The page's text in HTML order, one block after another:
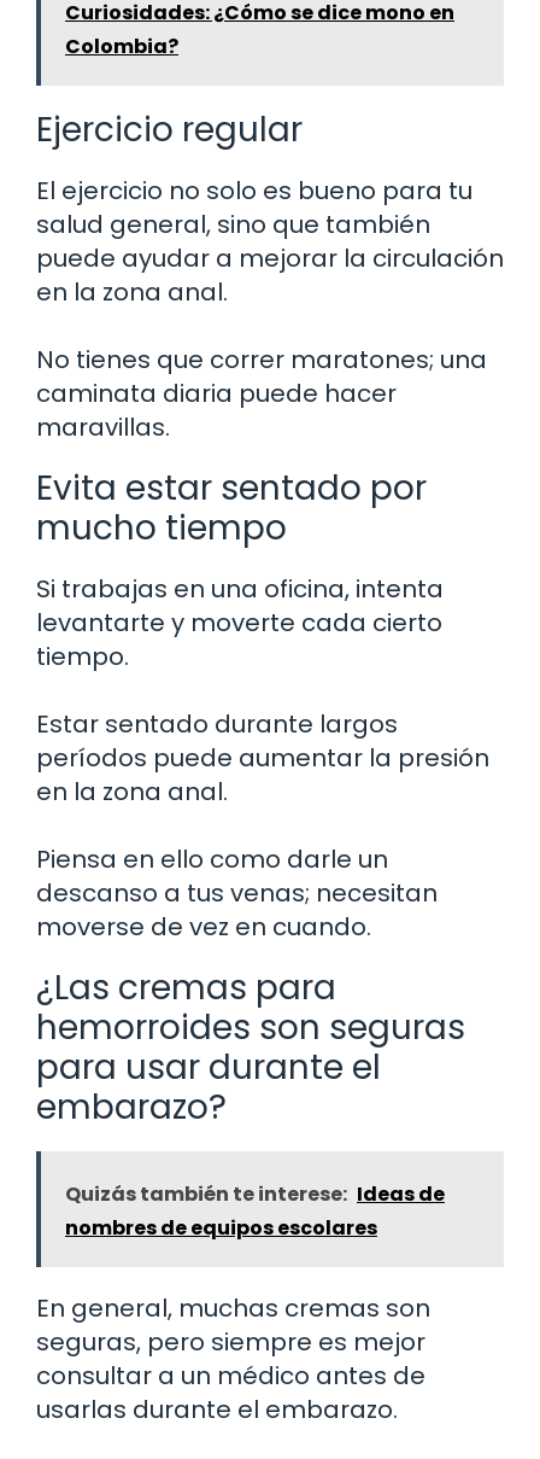
Curiosidades: ¿Cómo se dice mono en
Colombia?
Ejercicio regular
El ejercicio no solo es bueno para tu
salud general, sino que también
puede ayudar a mejorar la circulación
en la zona anal.
No tienes que correr maratones; una
caminata diaria puede hacer
maravillas.
Evita estar sentado por
mucho tiempo
Si trabajas en una oficina, intenta
levantarte y moverte cada cierto
tiempo.
Estar sentado durante largos
períodos puede aumentar la presión
en la zona anal.
Piensa en ello como darle un
descanso a tus venas; necesitan
moverse de vez en cuando.
¿Las cremas para
hemorroides son seguras
para usar durante el
embarazo?
Quizás también te interese: Ideas de
nombres de equipos escolares
En general, muchas cremas son
seguras, pero siempre es mejor
consultar a un médico antes de
usarlas durante el embarazo.